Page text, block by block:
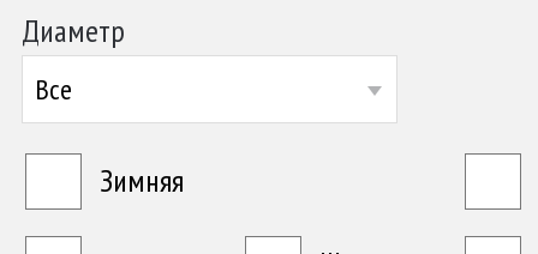
Диаметр
Все
Зимняя